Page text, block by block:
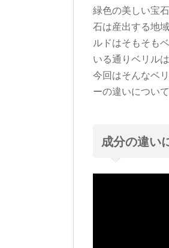
緑色の美しい宝
石は産出する地
ルドはそもそも
いる通りベリル
今回はそんなベ
ーの違いについ
成分の違い